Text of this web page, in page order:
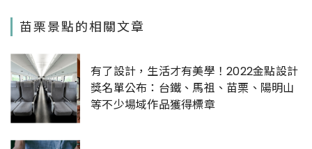
苗栗景點的相關文章
有了設計，生活才有美學！2022金點設計
獎名單公布：台鐵、馬祖、苗栗、陽明山
等不少場域作品獲得標章